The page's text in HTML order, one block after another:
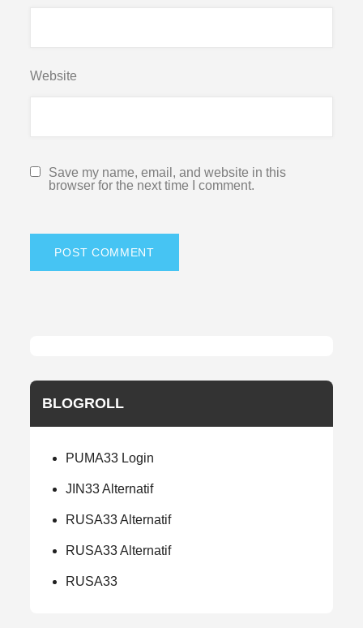
Website
Save my name, email, and website in this
browser for the next time I comment.
BLOGROLL
PUMA33 Login
JIN33 Alternatif
RUSA33 Alternatif
RUSA33 Alternatif
RUSA33